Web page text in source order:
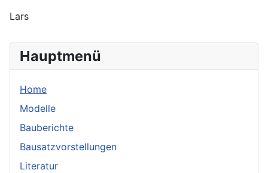
Hauptmenü
Home
Modelle
Bauberichte
Bausatzvorstellungen
Literatur
Lars